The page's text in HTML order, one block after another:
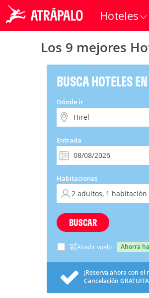
Hoteles
Los 9 mejores
BUSCA HOTELES
Dónde ir
Entrada
Habitaciones
BUSCAR
Añadir vuelo ahorra
¡Reserva ahora con
Cancelación GRATUITA